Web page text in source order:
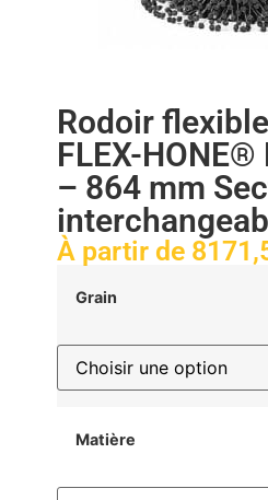
Rodoir
FLEX-
– 864 mm
À partir de
Grain
Matière